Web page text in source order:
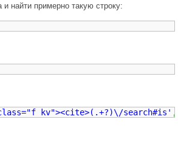
найти примерно такую строку:
kv"><cite>(.+?)\/search#is' ,